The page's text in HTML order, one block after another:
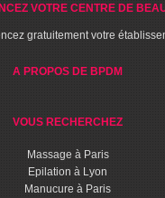
VOTRE CENTRE DE
gratuitement votre
A PROPOS DE BPDM
VOUS RECHERCHEZ
Massage à Paris
Epilation à Lyon
Manucure à Paris